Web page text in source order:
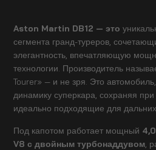
Aston Martin DB12 — это
сегмента гранд-туреров,
элегантность, впечатляющую
технологии. Производитель
Tourer» — и не зря. Это
динамику суперкара, сохраняя
идеально подходящие для дальних
Под капотом работает мощный
V8 с двойным турбонаддувом ,